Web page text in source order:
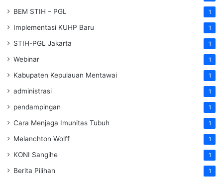
BEM STIH – PGL 1
Implementasi KUHP Baru 1
STIH-PGL Jakarta 1
Webinar 1
Kabupaten Kepulauan Mentawai 1
administrasi 1
pendampingan 1
Cara Menjaga Imunitas Tubuh 1
Melanchton Wolff 1
KONI Sangihe 1
Berita Pilihan 1